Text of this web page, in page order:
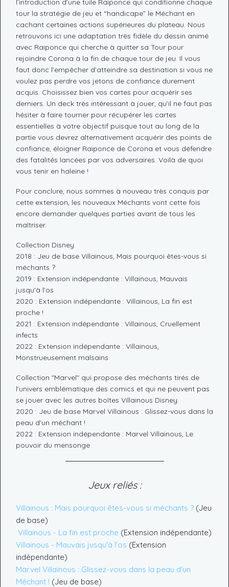
l’introduction d’une tuile Raiponce qui conditionne chaque
tour la stratégie de jeu et “handicape” le Méchant en
cachant certaines actions supérieures du plateau. Nous
retrouvons ici une adaptation très fidèle du dessin animé
avec Raiponce qui cherche à quitter sa Tour pour
rejoindre Corona à la fin de chaque tour de jeu. Il vous
faut donc l’empêcher d’atteindre sa destination si vous ne
voulez pas perdre vos jetons de confiance durement
acquis. Choisissez bien vos cartes pour acquérir ses
derniers. Un deck très intéressant à jouer, qu’il ne faut pas
hésiter à faire tourner pour récupérer les cartes
essentielles à votre objectif puisque tout au long de la
partie vous devrez alternativement acquérir des points de
confiance, éloigner Raiponce de Corona et vous défendre
des fatalités lancées par vos adversaires. Voilà de quoi
vous tenir en haleine !
Pour conclure, nous sommes à nouveau très conquis par
cette extension, les nouveaux Méchants vont cette fois
encore demander quelques parties avant de tous les
maîtriser.
Collection Disney
2018 : Jeu de base Villainous, Mais pourquoi êtes-vous si
méchants ?
2019 : Extension indépendante : Villainous, Mauvais
jusqu'à l'os
2020 : Extension indépendante : Villainous, La fin est
proche !
2021 : Extension indépendante : Villainous, Cruellement
infects
2022 : Extension indépendante : Villainous,
Monstrueusement malsains
Collection "Marvel" qui propose des méchants tirés de
l'univers emblématique des comics et qui ne peuvent pas
se jouer avec les autres boîtes Villainous Disney.
2020 : Jeu de base Marvel Villainous : Glissez-vous dans la
peau d'un méchant !
2022 : Extension indépendante : Marvel Villainous, Le
pouvoir du mensonge
Jeux reliés :
Villainous : Mais pourquoi êtes-vous si méchants ? (Jeu
de base)
Villainous - La fin est proche (Extension indépendante)
Villainous - Mauvais jusqu'à l'os (Extension
indépendante)
Marvel Villainous : Glissez-vous dans la peau d'un
Méchant ! (Jeu de base)